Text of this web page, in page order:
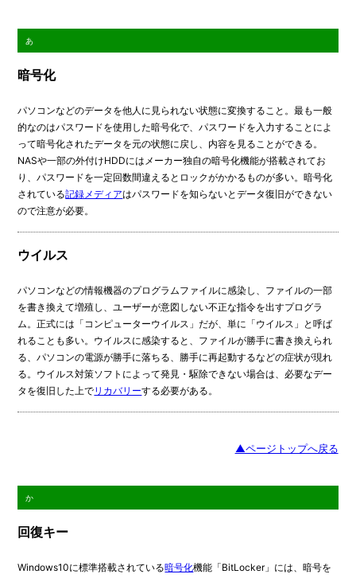
あ
暗号化
パソコンなどのデータを他人に見られない状態に変換すること。最も一般
的なのはパスワードを使用した暗号化で、パスワードを入力することによ
って暗号化されたデータを元の状態に戻し、内容を見ることができる。
NASや一部の外付けHDDにはメーカー独自の暗号化機能が搭載されてお
り、パスワードを一定回数間違えるとロックがかかるものが多い。暗号化
されている記録メディアはパスワードを知らないとデータ復旧ができない
ので注意が必要。
ウイルス
パソコンなどの情報機器のプログラムファイルに感染し、ファイルの一部
を書き換えて増殖し、ユーザーが意図しない不正な指令を出すプログラ
ム。正式には「コンピューターウイルス」だが、単に「ウイルス」と呼ば
れることも多い。ウイルスに感染すると、ファイルが勝手に書き換えられ
る、パソコンの電源が勝手に落ちる、勝手に再起動するなどの症状が現れ
る。ウイルス対策ソフトによって発見・駆除できない場合は、必要なデー
タを復旧した上でリカバリーする必要がある。
▲ページトップへ戻る
か
回復キー
Windows10に標準搭載されている暗号化機能「BitLocker」には、暗号を